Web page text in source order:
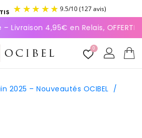
9.5/10
Livraison 4,95€ en Relais, OFFERTE
0
2025 – Nouveautés OCIBEL /